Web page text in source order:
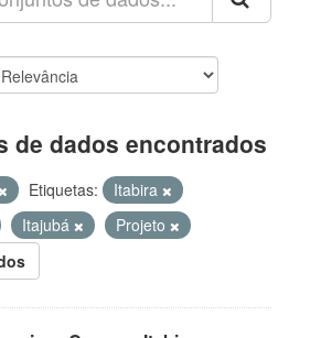
de dados encontrados
Etiquetas:
Itabira
Itajubá
Projeto